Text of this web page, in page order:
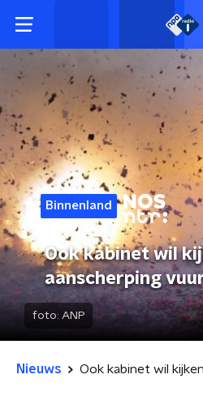
Binnenland
Ook kabinet wil
aanscherping
foto: ANP
Nieuws